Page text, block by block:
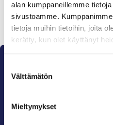
alan kumppaneillemme
sivustoamme.
tietoja muihin tietoihin, joita
kerätty, kun olet käyttänyt
valinta
Välttämätön
Mieltymykset
Lahjoita ja liity tähän
Pelastamme Itämeren ja sen